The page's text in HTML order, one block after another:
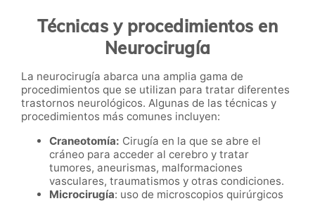
Técnicas y procedimientos en
Neurocirugía
La neurocirugía abarca una amplia gama de
procedimientos que se utilizan para tratar diferentes
trastornos neurológicos. Algunas de las técnicas y
procedimientos más comunes incluyen:
Craneotomía: Cirugía en la que se abre el
cráneo para acceder al cerebro y tratar
tumores, aneurismas, malformaciones
vasculares, traumatismos y otras condiciones.
Microcirugía: uso de microscopios quirúrgicos